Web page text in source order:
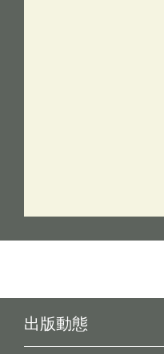
出版動態